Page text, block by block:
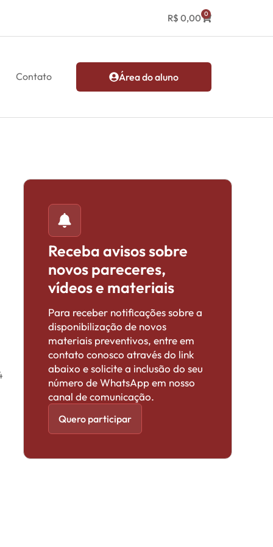
R$ 0,00 0
Contato Área do aluno
Receba avisos sobre
novos pareceres,
vídeos e materiais
Para receber notificações sobre a
disponibilização de novos
materiais preventivos, entre em
contato conosco através do link
abaixo e solicite a inclusão do seu
número de WhatsApp em nosso
canal de comunicação.
Quero participar